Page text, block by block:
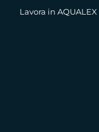
Lavora in AQUALEX